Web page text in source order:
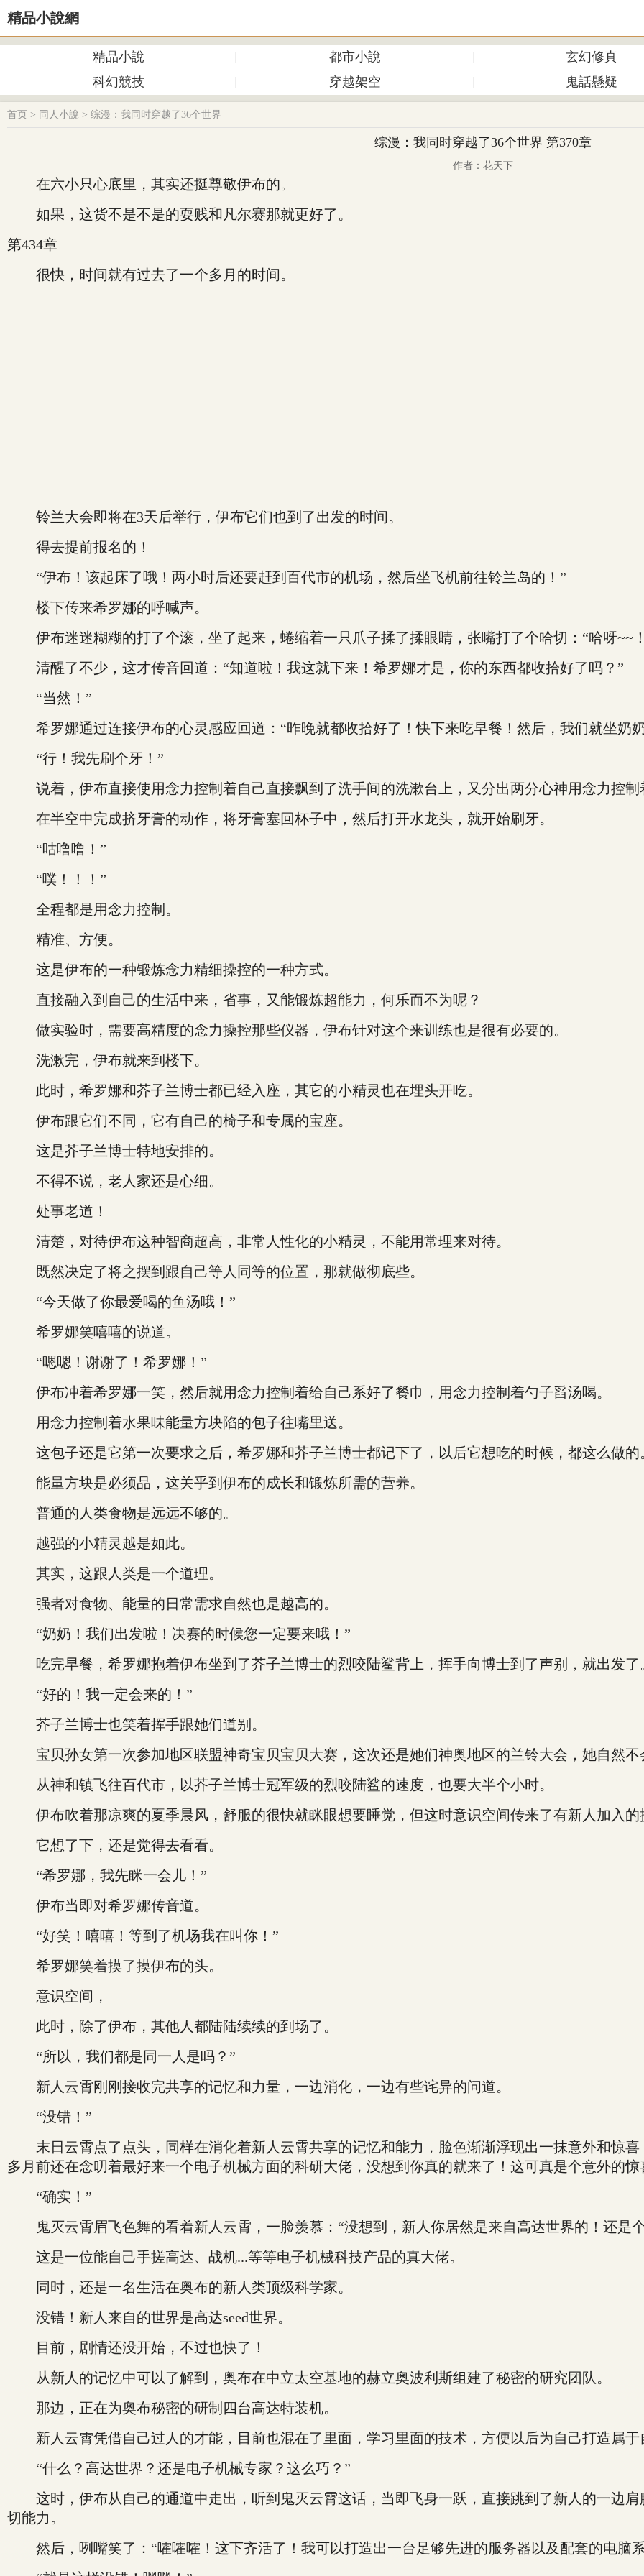
精品小說網
精品小說 都市小說
玄幻修真
科幻競技
穿越架空 鬼話懸疑
首页 > 同人小說 > 综漫：我同时穿越了36个世界
综漫：我同时穿越了36个世界 第370章
作者：花天下
在六小只心底里，其实还挺尊敬伊布的。
如果，这货不是不是的耍贱和凡尔赛那就更好了。
第434章
很快，时间就有过去了一个多月的时间。
铃兰大会即将在3天后举行，伊布它们也到了出发的时间。
得去提前报名的！
“伊布！该起床了哦！两小时后还要赶到百代市的机场，然后坐飞机前往铃兰岛的！”
楼下传来希罗娜的呼喊声。
伊布迷迷糊糊的打了个滚，坐了起来，蜷缩着一只爪子揉了揉眼睛，张嘴打了个哈切：“哈呀~~
清醒了不少，这才传音回道：“知道啦！我这就下来！希罗娜才是，你的东西都收拾好了吗？”
“当然！”
希罗娜通过连接伊布的心灵感应回道：“昨晚就都收拾好了！快下来吃早餐！然后，我们就坐奶
“行！我先刷个牙！”
说着，伊布直接使用念力控制着自己直接飘到了洗手间的洗漱台上，又分出两分心神用念力控制
在半空中完成挤牙膏的动作，将牙膏塞回杯子中，然后打开水龙头，就开始刷牙。
“咕噜噜！”
“噗！！！”
全程都是用念力控制。
精准、方便。
这是伊布的一种锻炼念力精细操控的一种方式。
直接融入到自己的生活中来，省事，又能锻炼超能力，何乐而不为呢？
做实验时，需要高精度的念力操控那些仪器，伊布针对这个来训练也是很有必要的。
洗漱完，伊布就来到楼下。
此时，希罗娜和芥子兰博士都已经入座，其它的小精灵也在埋头开吃。
伊布跟它们不同，它有自己的椅子和专属的宝座。
这是芥子兰博士特地安排的。
不得不说，老人家还是心细。
处事老道！
清楚，对待伊布这种智商超高，非常人性化的小精灵，不能用常理来对待。
既然决定了将之摆到跟自己等人同等的位置，那就做彻底些。
“今天做了你最爱喝的鱼汤哦！”
希罗娜笑嘻嘻的说道。
“嗯嗯！谢谢了！希罗娜！”
伊布冲着希罗娜一笑，然后就用念力控制着给自己系好了餐巾，用念力控制着勺子舀汤喝。
用念力控制着水果味能量方块陷的包子往嘴里送。
这包子还是它第一次要求之后，希罗娜和芥子兰博士都记下了，以后它想吃的时候，都这么做的
能量方块是必须品，这关乎到伊布的成长和锻炼所需的营养。
普通的人类食物是远远不够的。
越强的小精灵越是如此。
其实，这跟人类是一个道理。
强者对食物、能量的日常需求自然也是越高的。
“奶奶！我们出发啦！决赛的时候您一定要来哦！”
吃完早餐，希罗娜抱着伊布坐到了芥子兰博士的烈咬陆鲨背上，挥手向博士到了声别，就出发了
“好的！我一定会来的！”
芥子兰博士也笑着挥手跟她们道别。
宝贝孙女第一次参加地区联盟神奇宝贝宝贝大赛，这次还是她们神奥地区的兰铃大会，她自然不
从神和镇飞往百代市，以芥子兰博士冠军级的烈咬陆鲨的速度，也要大半个小时。
伊布吹着那凉爽的夏季晨风，舒服的很快就眯眼想要睡觉，但这时意识空间传来了有新人加入的
它想了下，还是觉得去看看。
“希罗娜，我先眯一会儿！”
伊布当即对希罗娜传音道。
“好笑！嘻嘻！等到了机场我在叫你！”
希罗娜笑着摸了摸伊布的头。
意识空间，
此时，除了伊布，其他人都陆陆续续的到场了。
“所以，我们都是同一人是吗？”
新人云霄刚刚接收完共享的记忆和力量，一边消化，一边有些诧异的问道。
“没错！”
末日云霄点了点头，同样在消化着新人云霄共享的记忆和能力，脸色渐渐浮现出一抹意外和惊喜
多月前还在念叨着最好来一个电子机械方面的科研大佬，没想到你真的就来了！这可真是个意外的惊
“确实！”
鬼灭云霄眉飞色舞的看着新人云霄，一脸羡慕：“没想到，新人你居然是来自高达世界的！还是
这是一位能自己手搓高达、战机...等等电子机械科技产品的真大佬。
同时，还是一名生活在奥布的新人类顶级科学家。
没错！新人来自的世界是高达seed世界。
目前，剧情还没开始，不过也快了！
从新人的记忆中可以了解到，奥布在中立太空基地的赫立奥波利斯组建了秘密的研究团队。
那边，正在为奥布秘密的研制四台高达特装机。
新人云霄凭借自己过人的才能，目前也混在了里面，学习里面的技术，方便以后为自己打造属于
“什么？高达世界？还是电子机械专家？这么巧？”
这时，伊布从自己的通道中走出，听到鬼灭云霄这话，当即飞身一跃，直接跳到了新人的一边肩
切能力。
然后，咧嘴笑了：“嚯嚯嚯！这下齐活了！我可以打造出一台足够先进的服务器以及配套的电脑